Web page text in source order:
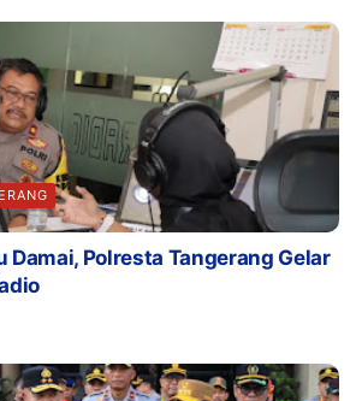
Damai, Polresta Tangerang Gelar